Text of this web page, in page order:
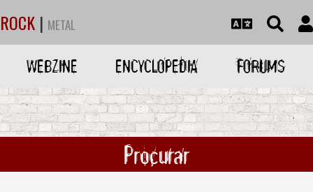
ROCK | METAL
WEBZINE ENCYCLOPEDIA FORUMS
Procurar